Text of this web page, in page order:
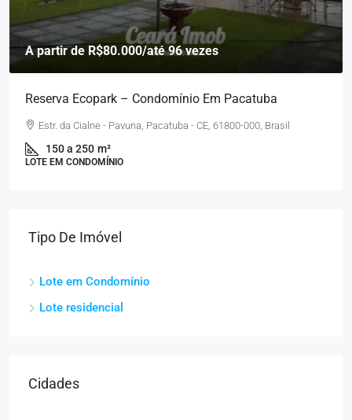
A partir de R$80.000/até 96 vezes
Reserva Ecopark – Condomínio Em Pacatuba
Estr. da Cialne - Pavuna, Pacatuba - CE, 61800-000, Brasil
150 a 250 m²
LOTE EM CONDOMÍNIO
Tipo De Imóvel
Lote em Condomínio
Lote residencial
Cidades